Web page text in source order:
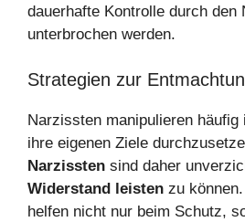
dauerhafte Kontrolle durch den
unterbrochen werden.
Strategien zur
Narzissten manipulieren häufig
ihre eigenen Ziele
Narzissten sind daher
Widerstand leisten zu
helfen nicht nur beim Schutz,